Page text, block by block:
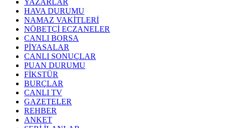
YAZARLAR
HAVA DURUMU
NAMAZ VAKİTLERİ
NÖBETÇİ ECZANELER
CANLI BORSA
PİYASALAR
CANLI SONUÇLAR
PUAN DURUMU
FİKSTÜR
BURÇLAR
CANLI TV
GAZETELER
REHBER
ANKET